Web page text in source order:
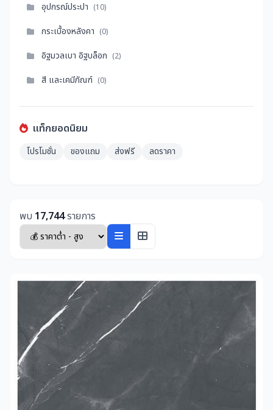
อุปกรณ์ประปา (10)
กระเบื้องหลังคา (0)
อิฐมวลเบา อิฐบล็อก (2)
สี และเคมีภัณฑ์ (0)
แท็กยอดนิยม
โปรโมชั่น ของแถม ส่งฟรี ลดราคา
พบ 17,744รายการ